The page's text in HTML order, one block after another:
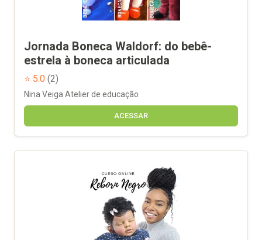
Jornada Boneca Waldorf: do bebê-
estrela à boneca articulada
⭐ 5.0 (2)
Nina Veiga Atelier de educação
ACESSAR